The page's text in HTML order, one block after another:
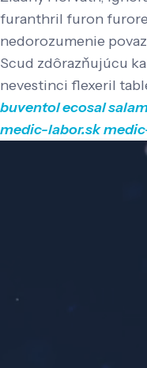
furanthril furon
nedorozumenie
Scud zdôrazňujúcu
nevestinci flexeril
buventol ecosal
medic-labor.sk